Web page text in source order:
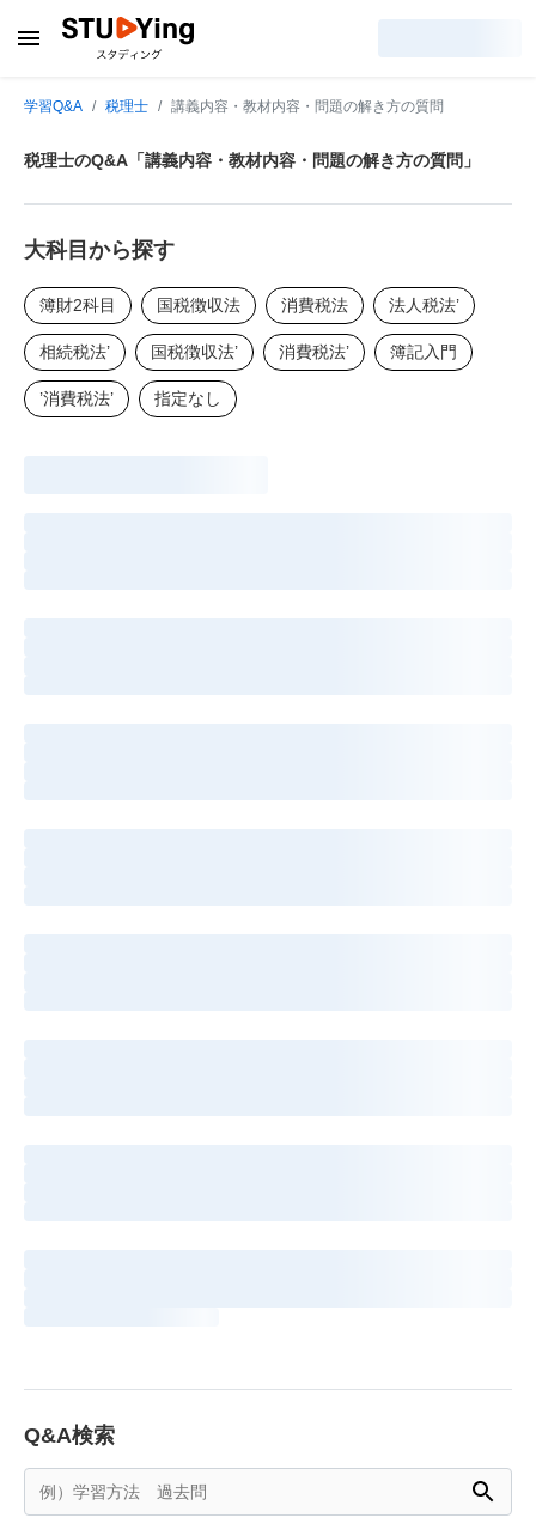
学習Q&A 税理士 講義内容・教材内容・問題の解き方の質問
税理士のQ&A「講義内容・教材内容・問題の解き方の質問」
大科目から探す
簿財2科目 国税徴収法 消費税法 法人税法’
相続税法’ 国税徴収法’ 消費税法’ 簿記入門
’消費税法’ 指定なし
Q&A検索